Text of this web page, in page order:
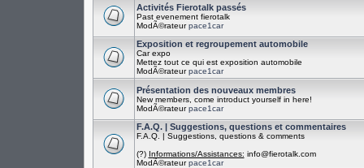
Activités Fierotalk passés
Past evenement fierotalk
ModÃ©rateurpace1car
Exposition et regroupement automobile
Car expo
Mettez tout ce qui est exposition automobile
ModÃ©rateurpace1car
Présentation des nouveaux membres
New members, come introduct yourself in here!
ModÃ©rateurpace1car
F.A.Q. | Suggestions, questions et commentaires
F.A.Q. | Suggestions, questions & comments
(?) Informations/Assistances: info@fierotalk.com
ModÃ©rateurpace1car